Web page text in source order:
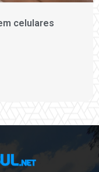
celulares